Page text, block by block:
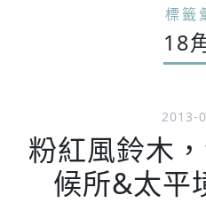
標籤
18
2013-
粉紅風鈴木
候所&太平